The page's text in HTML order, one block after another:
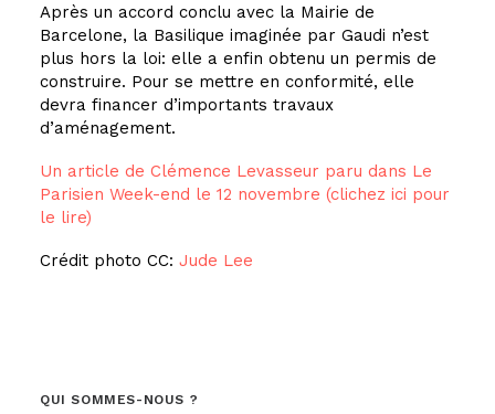
Après un accord conclu avec la Mairie de
Barcelone, la Basilique imaginée par Gaudi n’est
plus hors la loi: elle a enfin obtenu un permis de
construire. Pour se mettre en conformité, elle
devra financer d’importants travaux
d’aménagement.
Un article de Clémence Levasseur paru dans Le
Parisien Week-end le 12 novembre (clichez ici pour
le lire)
Crédit photo CC: Jude Lee
QUI SOMMES-NOUS ?